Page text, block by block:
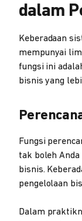
dalam
Keberadaan
mempunyai
fungsi ini
bisnis yang
Fungsi
tak boleh
bisnis.
pengelolaan
Dalam